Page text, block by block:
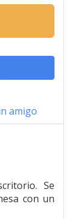
amigo
Se
con un